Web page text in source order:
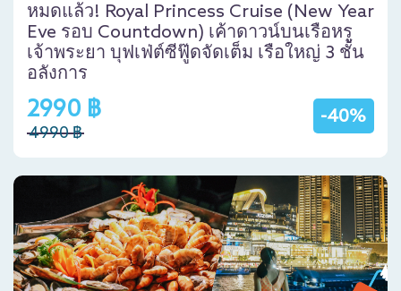
หมดแล้ว! Royal Princess Cruise (New Year
Eve รอบ Countdown) เค้าดาวน์บนเรือหรู
เจ้าพระยา บุฟเฟ่ต์ซีฟู๊ดจัดเต็ม เรือใหญ่ 3 ชั้น
อลังการ
-40%
2990 ฿
4990 ฿